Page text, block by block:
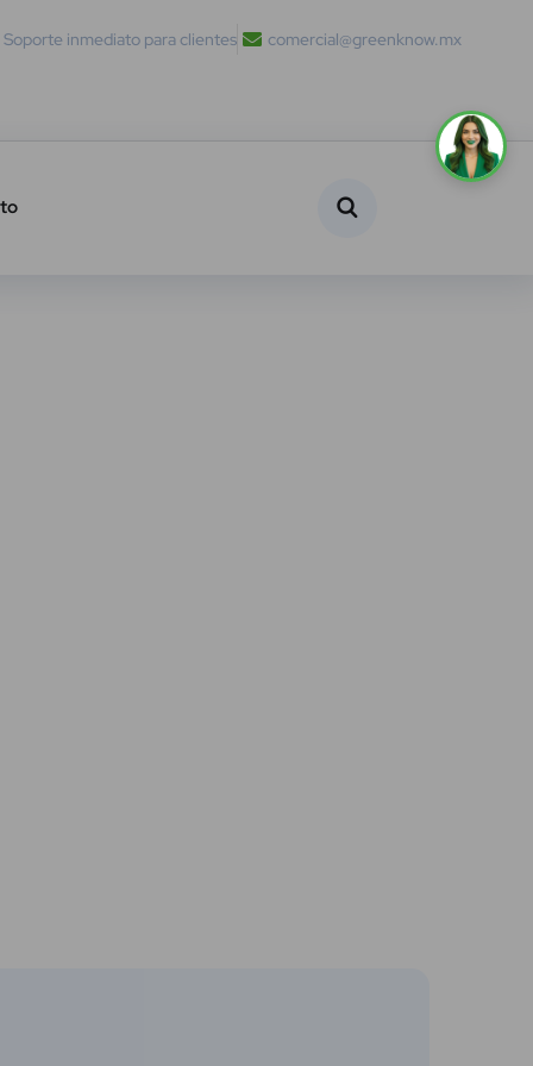
Soporte inmediato para clientes comercial@greenknow.mx